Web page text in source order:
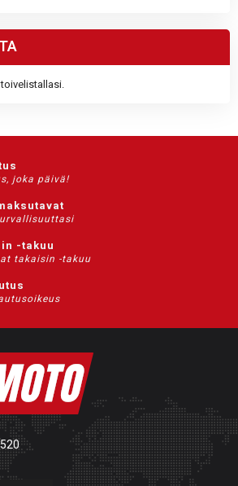
joka päivä!
-takuu
takaisin -takuu